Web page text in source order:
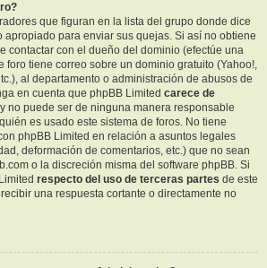
que figuran en la lista del grupo donde dice
apropiado para enviar sus quejas. Si así no obtiene
contactar con el dueño del dominio (efectúe una
foro tiene correo sobre un dominio gratuito (Yahoo!,
al departamento o administración de abusos de
en cuenta que phpBB Limited carece de
y no puede ser de ninguna manera responsable
es usado este sistema de foros. No tiene
phpBB Limited en relación a asuntos legales
deformación de comentarios, etc.) que no sean
o la discreción misma del software phpBB. Si
respecto del uso de terceras partes de este
una respuesta cortante o directamente no